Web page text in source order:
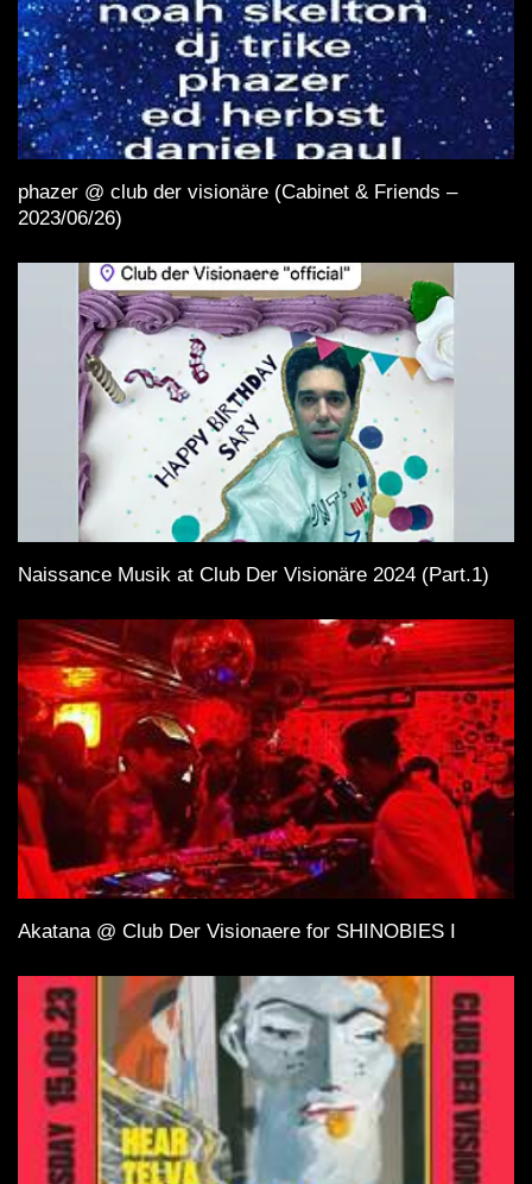
phazer @ club der visionäre (Cabinet & Friends –
2023/06/26)
Naissance Musik at Club Der Visionäre 2024 (Part.1)
Akatana @ Club Der Visionaere for SHINOBIES I